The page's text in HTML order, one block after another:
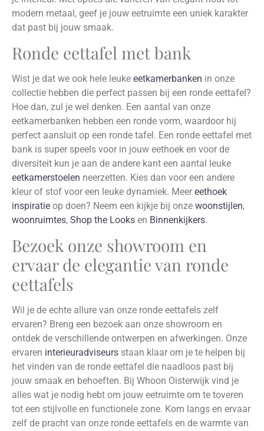
modern metaal, geef je jouw eetruimte een uniek karakter
dat past bij jouw smaak.
Ronde eettafel met bank
Wist je dat we ook hele leuke eetkamerbanken in onze
collectie hebben die perfect passen bij een ronde eettafel?
Hoe dan, zul je wel denken. Een aantal van onze
eetkamerbanken hebben een ronde vorm, waardoor hij
perfect aansluit op een ronde tafel. Een ronde eettafel met
bank is super speels voor in jouw eethoek en voor de
diversiteit kun je aan de andere kant een aantal leuke
eetkamerstoelen neerzetten. Kies dan voor een andere
kleur of stof voor een leuke dynamiek. Meer eethoek
inspiratie op doen? Neem een kijkje bij onze woonstijlen,
woonruimtes, Shop the Looks en Binnenkijkers.
Bezoek onze showroom en
ervaar de elegantie van ronde
eettafels
Wil je de echte allure van onze ronde eettafels zelf
ervaren? Breng een bezoek aan onze showroom en
ontdek de verschillende ontwerpen en afwerkingen. Onze
ervaren interieuradviseurs staan klaar om je te helpen bij
het vinden van de ronde eettafel die naadloos past bij
jouw smaak en behoeften. Bij Whoon Oisterwijk vind je
alles wat je nodig hebt om jouw eetruimte om te toveren
tot een stijlvolle en functionele zone. Kom langs en ervaar
zelf de pracht van onze ronde eettafels en de warmte van